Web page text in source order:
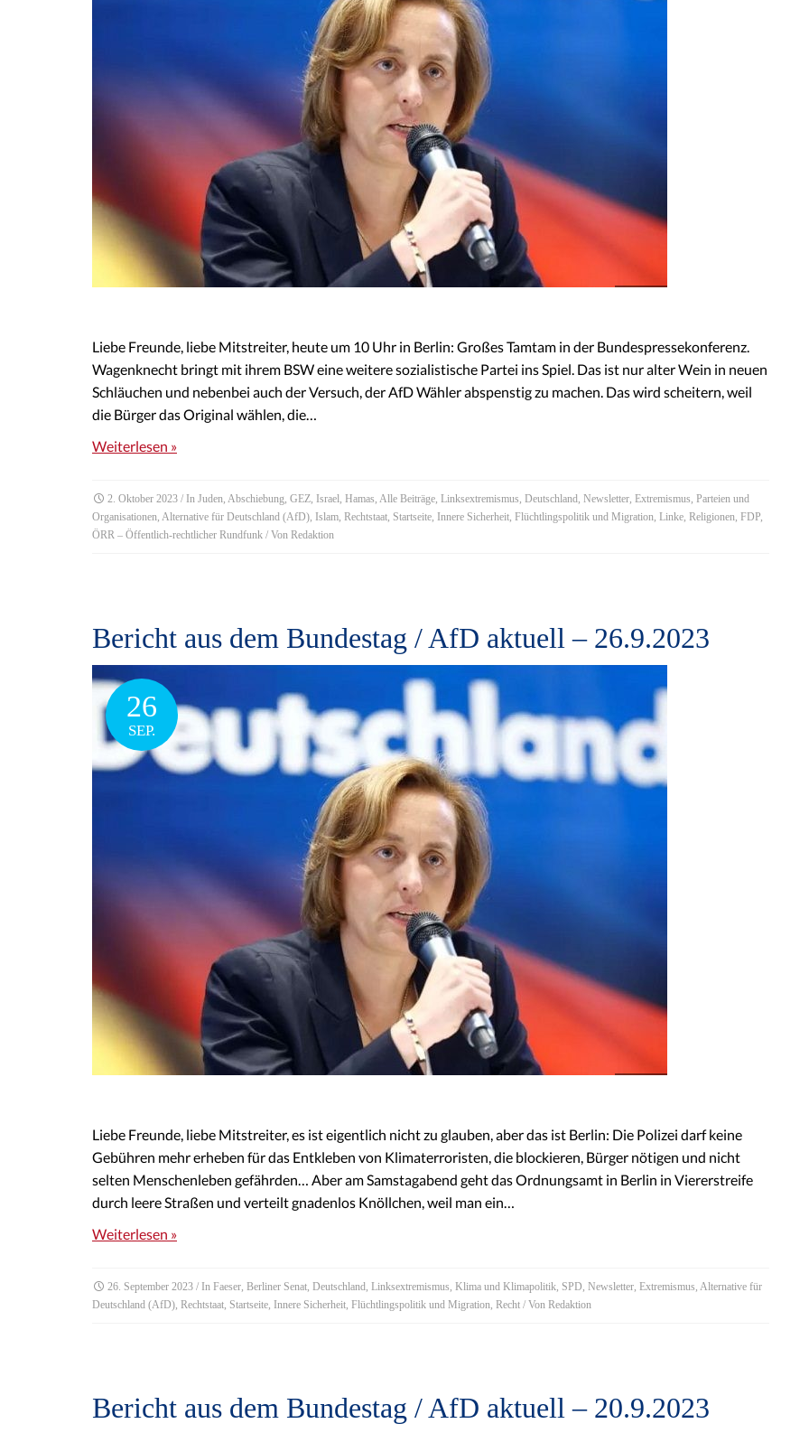
Liebe Freunde, liebe Mitstreiter, heute um 10 Uhr in Berlin: Großes Tamtam in der Bundespressekonferenz.
Wagenknecht bringt mit ihrem BSW eine weitere sozialistische Partei ins Spiel. Das ist nur alter Wein in neuen
Schläuchen und nebenbei auch der Versuch, der AfD Wähler abspenstig zu machen. Das wird scheitern, weil
die Bürger das Original wählen, die…
Weiterlesen »
2. Oktober 2023 / In Juden, Abschiebung, GEZ, Israel, Hamas, Alle Beiträge, Linksextremismus, Deutschland, Newsletter, Extremismus, Parteien und
Organisationen, Alternative für Deutschland (AfD), Islam, Rechtstaat, Startseite, Innere Sicherheit, Flüchtlingspolitik und Migration, Linke, Religionen, FDP,
ÖRR – Öffentlich-rechtlicher Rundfunk / Von Redaktion
Bericht aus dem Bundestag / AfD aktuell – 26.9.2023
26
SEP.
Liebe Freunde, liebe Mitstreiter, es ist eigentlich nicht zu glauben, aber das ist Berlin: Die Polizei darf keine
Gebühren mehr erheben für das Entkleben von Klimaterroristen, die blockieren, Bürger nötigen und nicht
selten Menschenleben gefährden… Aber am Samstagabend geht das Ordnungsamt in Berlin in Viererstreife
durch leere Straßen und verteilt gnadenlos Knöllchen, weil man ein…
Weiterlesen »
26. September 2023 / In Faeser, Berliner Senat, Deutschland, Linksextremismus, Klima und Klimapolitik, SPD, Newsletter, Extremismus, Alternative für
Deutschland (AfD), Rechtstaat, Startseite, Innere Sicherheit, Flüchtlingspolitik und Migration, Recht / Von Redaktion
Bericht aus dem Bundestag / AfD aktuell – 20.9.2023